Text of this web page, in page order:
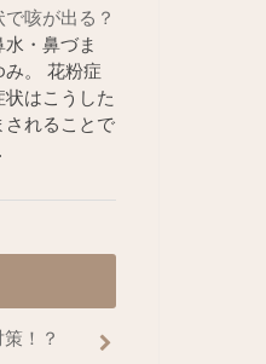
咳が出る？
水・鼻づま
み。 花粉症
はこうした
されることで
！？